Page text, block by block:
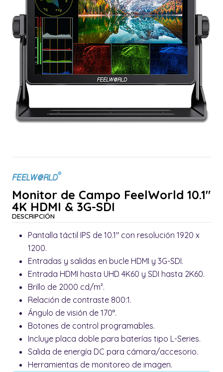
Monitor de Campo FeelWorld 10.1"
4K HDMI & 3G-SDI
DESCRIPCIÓN
Pantalla táctil IPS de 10.1" con resolución 1920 x
1200.
Entradas y salidas en bucle HDMI y 3G-SDI.
Entrada HDMI hasta UHD 4K60 y SDI hasta 2K60.
Brillo de 2000 cd/m².
Relación de contraste 800:1.
Ángulo de visión de 170°.
Botones de control programables.
Incluye placa doble para baterías tipo L-Series.
Salida de energía DC para cámara/accesorio.
Herramientas de monitoreo de imagen.